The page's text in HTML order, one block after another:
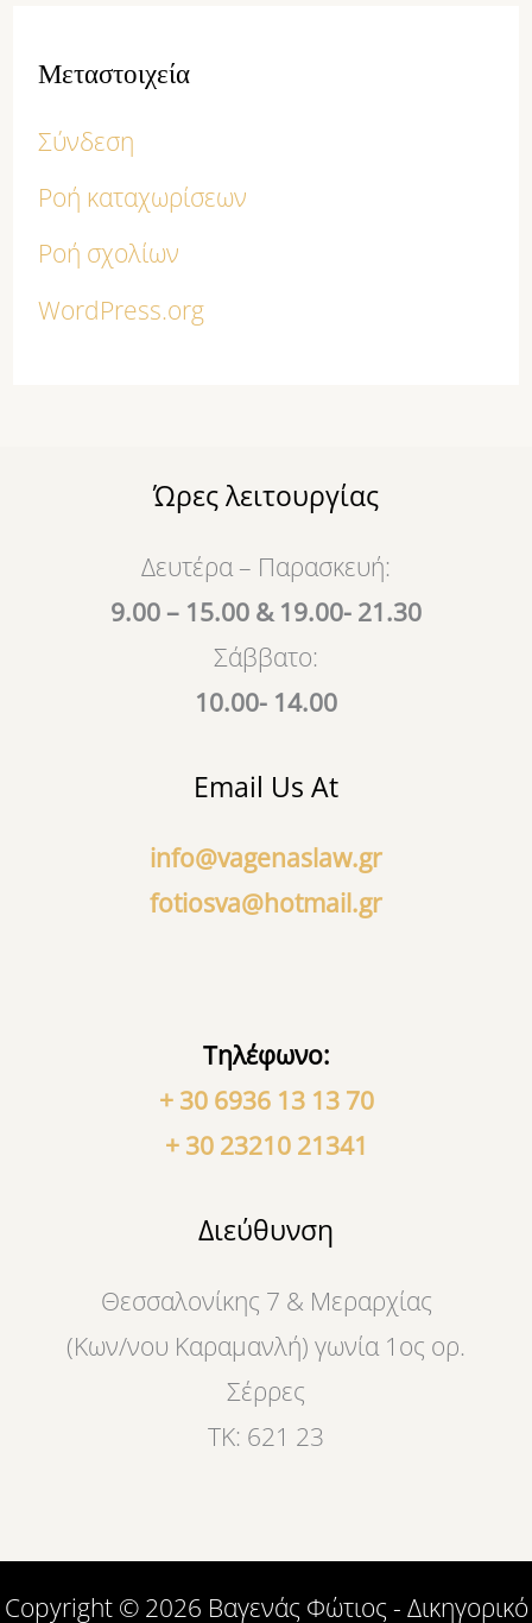
Μεταστοιχεία
Σύνδεση
Ροή καταχωρίσεων
Ροή σχολίων
WordPress.org
Ώρες λειτουργίας
Δευτέρα – Παρασκευή:
9.00 – 15.00 & 19.00- 21.30
Σάββατο:
10.00- 14.00
Email Us At
info@vagenaslaw.gr
fotiosva@hotmail.gr
Τηλέφωνο:
+ 30 6936 13 13 70
+ 30 23210 21341
Διεύθυνση
Θεσσαλονίκης 7 & Μεραρχίας
(Κων/νου Καραμανλή) γωνία 1ος ορ.
Σέρρες
ΤΚ: 621 23
Copyright © 2026 Βαγενάς Φώτιος - Δικηγορικό